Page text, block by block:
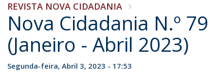
REVISTA NOVA CIDADANIA
Nova Cidadania N.º 79
(Janeiro - Abril 2023)
Segunda-feira, Abril 3, 2023 - 17:53